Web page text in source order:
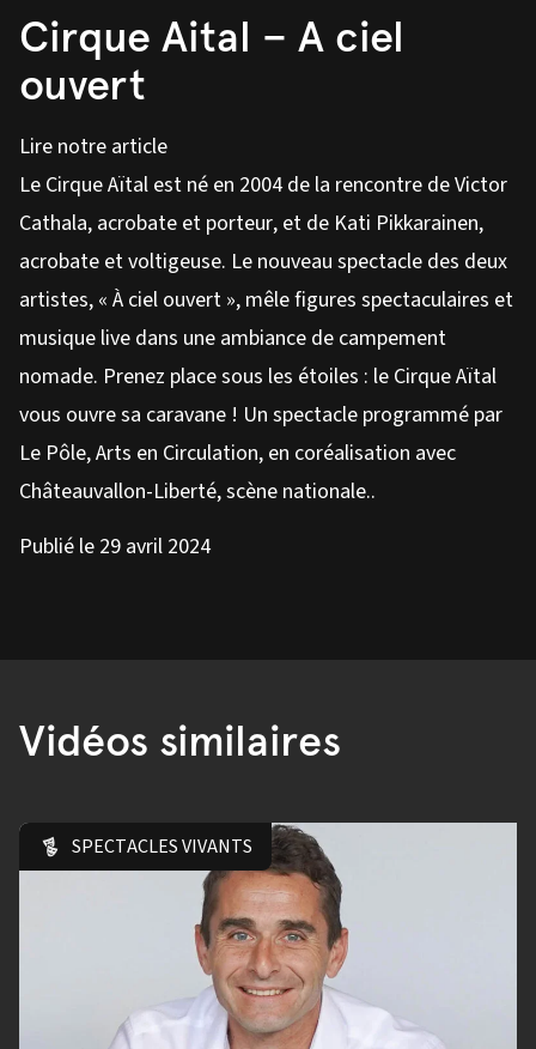
Cirque Aital – A ciel
ouvert
Lire notre article
Le Cirque Aïtal est né en 2004 de la rencontre de Victor
Cathala, acrobate et porteur, et de Kati Pikkarainen,
acrobate et voltigeuse. Le nouveau spectacle des deux
artistes, « À ciel ouvert », mêle figures spectaculaires et
musique live dans une ambiance de campement
nomade. Prenez place sous les étoiles : le Cirque Aïtal
vous ouvre sa caravane ! Un spectacle programmé par
Le Pôle, Arts en Circulation, en coréalisation avec
Châteauvallon-Liberté, scène nationale..
Publié le 29 avril 2024
Vidéos similaires
SPECTACLES VIVANTS